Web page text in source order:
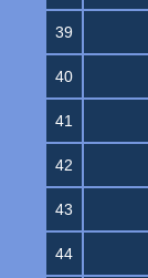
39
40
41
42
43
44